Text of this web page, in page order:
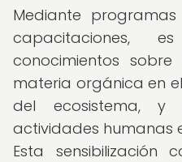
Mediante
capacitaciones,
conocimientos
materia orgánica en
del ecosistema,
actividades humanas
Esta sensibilización